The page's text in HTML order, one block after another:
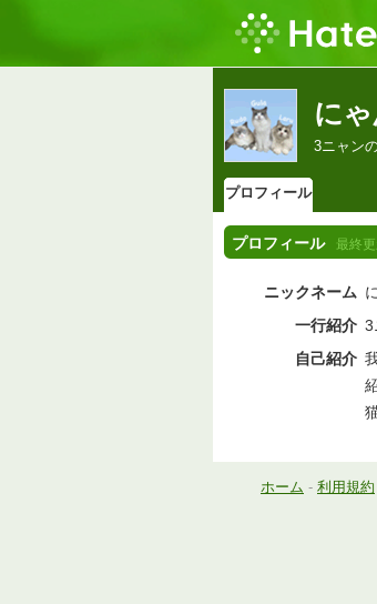
に
3ニャン
プロフィール
プロフィール 最終
ニックネーム
一行紹介 3
自己紹介
ホーム - 利用規約